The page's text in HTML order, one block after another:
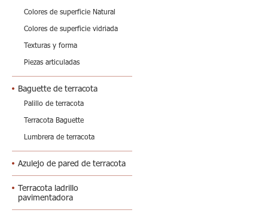
Colores de superficie Natural
Colores de superficie vidriada
Texturas y forma
Piezas articuladas
Baguette de terracota
Palillo de terracota
Terracota Baguette
Lumbrera de terracota
Azulejo de pared de terracota
Terracota ladrillo
pavimentadora